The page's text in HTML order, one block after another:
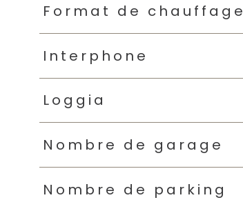
Format de chauffage
Interphone
Loggia
Nombre de garage
Nombre de parking